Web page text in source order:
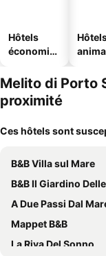
Hôtels
économiq
Melito di Porto
proximité
Ces hôtels sont
B&B Villa sul Mare
B&B Il Giardino Delle
A Due Passi Dal
Mappet B&B
La Riva Del Sonno